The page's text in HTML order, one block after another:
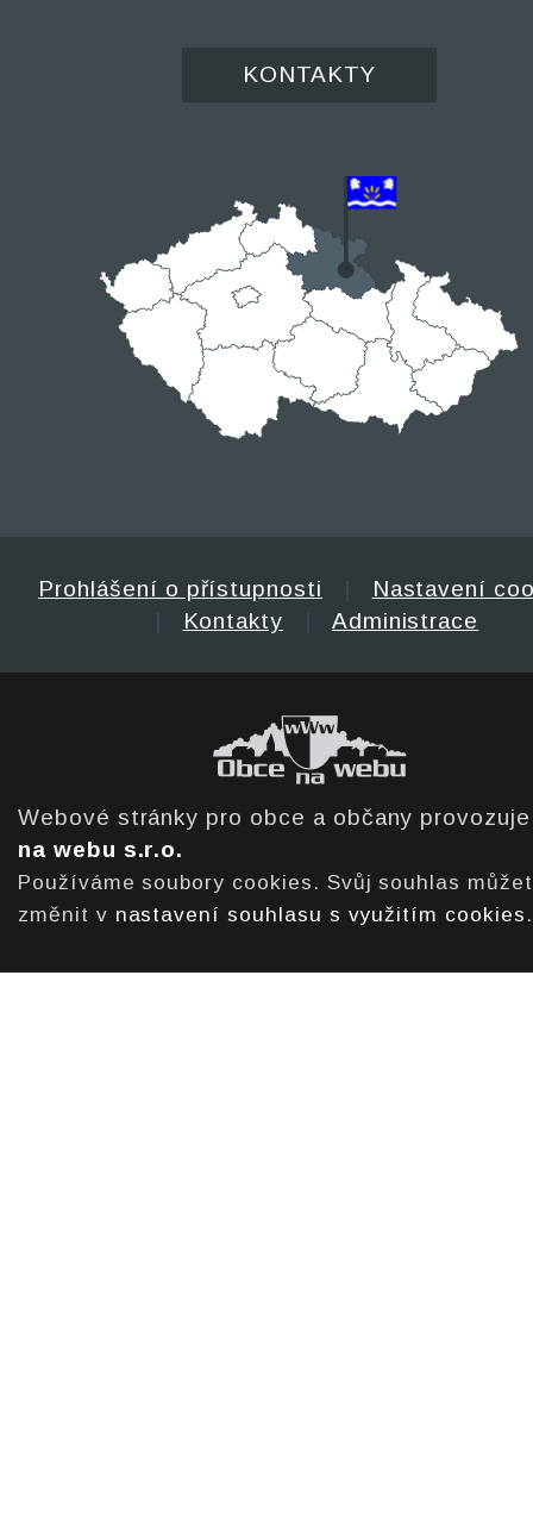
KONTAKTY
Prohlášení o přístupnosti
Nastavení
Kontakty Administrace
Webové stránky pro obce a občany
na webu s.r.o.
Používáme soubory cookies. Svůj souhlas
změnit v nastavení souhlasu s využitím cookies .